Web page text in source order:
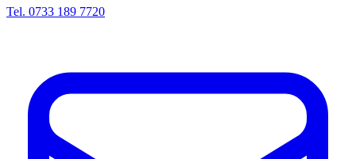
Tel. 0733 189 7720